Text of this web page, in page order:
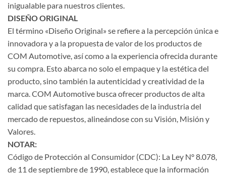
inigualable para nuestros clientes.
DISEÑO ORIGINAL
El término «Diseño Original» se refiere a la percepción única e
innovadora y a la propuesta de valor de los productos de
COM Automotive, así como a la experiencia ofrecida durante
su compra. Esto abarca no solo el empaque y la estética del
producto, sino también la autenticidad y creatividad de la
marca. COM Automotive busca ofrecer productos de alta
calidad que satisfagan las necesidades de la industria del
mercado de repuestos, alineándose con su Visión, Misión y
Valores.
NOTAR:
Código de Protección al Consumidor (CDC): La Ley N° 8.078,
de 11 de septiembre de 1990, establece que la información